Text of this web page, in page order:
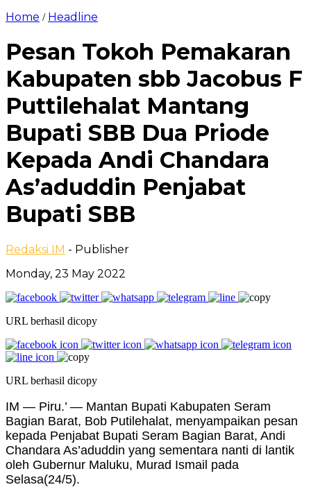
Home / Headline
Pesan Tokoh Pemakaran
Kabupaten sbb Jacobus F
Puttilehalat Mantang
Bupati SBB Dua Priode
Kepada Andi Chandara
As’aduddin Penjabat
Bupati SBB
Redaksi IM - Publisher
Monday, 23 May 2022
URL berhasil dicopy
URL berhasil dicopy
IM — Piru.’ — Mantan Bupati Kabupaten Seram
Bagian Barat, Bob Putilehalat, menyampaikan pesan
kepada Penjabat Bupati Seram Bagian Barat, Andi
Chandara As’aduddin yang sementara nanti di lantik
oleh Gubernur Maluku, Murad Ismail pada
Selasa(24/5).